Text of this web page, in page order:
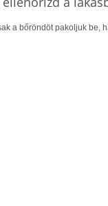
a bőröndöt pakoljuk be,